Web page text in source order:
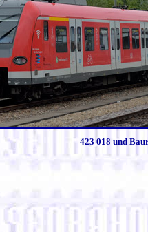
423 018 und